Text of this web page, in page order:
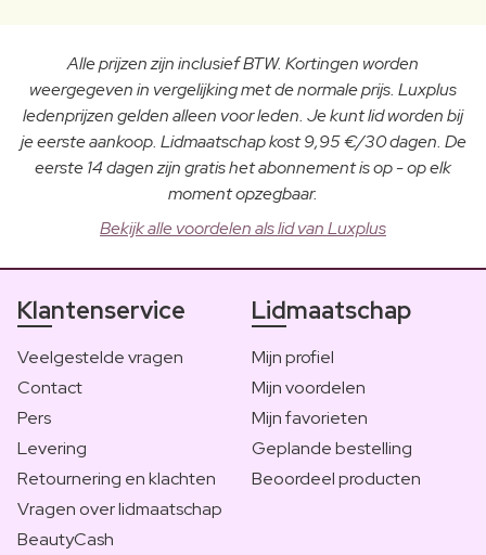
Alle prijzen zijn inclusief BTW. Kortingen worden
weergegeven in vergelijking met de normale prijs. Luxplus
ledenprijzen gelden alleen voor leden. Je kunt lid worden bij
je eerste aankoop. Lidmaatschap kost 9,95 €/30 dagen. De
eerste 14 dagen zijn gratis het abonnement is op - op elk
moment opzegbaar.
Bekijk alle voordelen als lid van Luxplus
Klantenservice
Veelgestelde vragen
Contact
Pers
Levering
Retournering en klachten
Vragen over lidmaatschap
BeautyCash
Lidmaatschap
Mijn profiel
Mijn voordelen
Mijn favorieten
Geplande bestelling
Beoordeel producten